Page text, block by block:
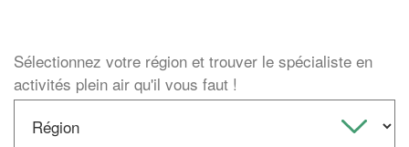
Sélectionnez votre région et trouver le spécialiste en
activités plein air qu'il vous faut !